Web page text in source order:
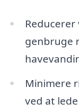
genbruge
Minimere
ved at